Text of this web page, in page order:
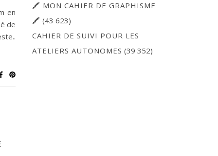
en
de
🖍 MON CAHIER DE GRAPHISME
🖍 (43 623)
CAHIER DE SUIVI POUR LES
ATELIERS AUTONOMES (39 352)